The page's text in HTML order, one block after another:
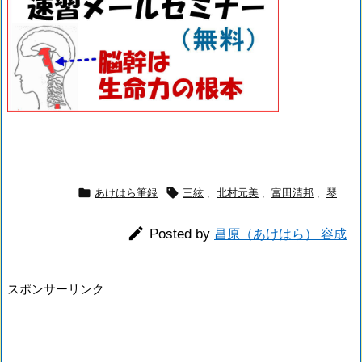
 あけはら筆録  三絃 北村元美 富田清邦 琴
 Posted by 昌原（あけはら） 容成
スポンサーリンク